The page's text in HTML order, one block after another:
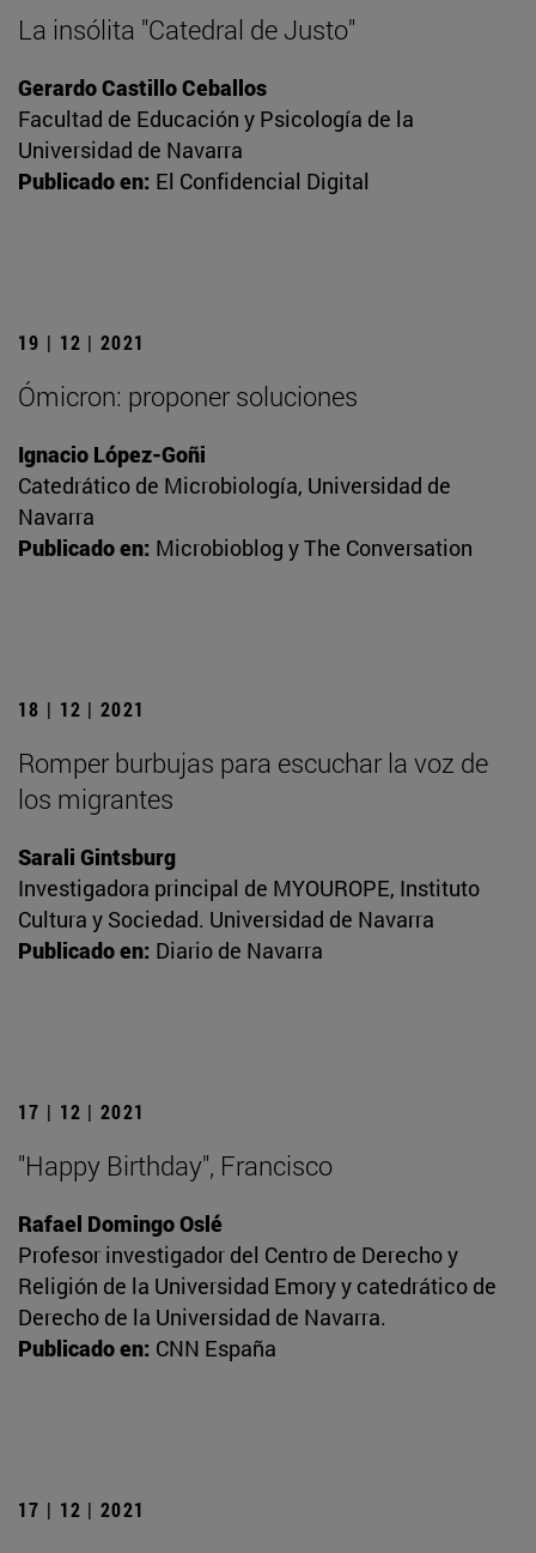
La insólita "Catedral de Justo"
Gerardo Castillo Ceballos
Facultad de Educación y Psicología de la
Universidad de Navarra
Publicado en: El Confidencial Digital
19 | 12 | 2021
Ómicron: proponer soluciones
Ignacio López-Goñi
Catedrático de Microbiología, Universidad de
Navarra
Publicado en: Microbioblog y The Conversation
18 | 12 | 2021
Romper burbujas para escuchar la voz de
los migrantes
Sarali Gintsburg
Investigadora principal de MYOUROPE, Instituto
Cultura y Sociedad. Universidad de Navarra
Publicado en: Diario de Navarra
17 | 12 | 2021
"Happy Birthday", Francisco
Rafael Domingo Oslé
Profesor investigador del Centro de Derecho y
Religión de la Universidad Emory y catedrático de
Derecho de la Universidad de Navarra.
Publicado en: CNN España
17 | 12 | 2021